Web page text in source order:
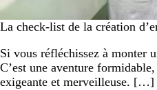
La check-list de la création
Si vous réfléchissez à monter
C’est une aventure
exigeante et merveilleuse. […]